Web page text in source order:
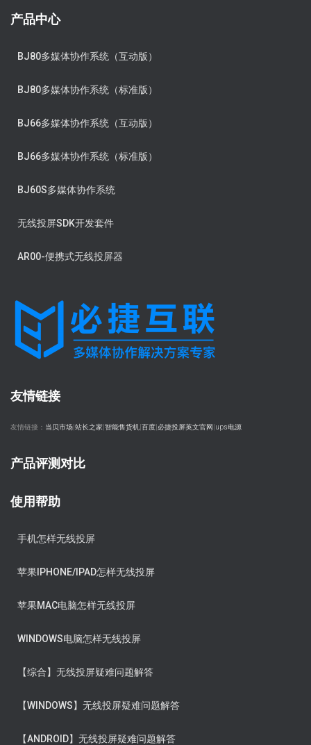
产品中心
BJ80多媒体协作系统（互动版）
BJ80多媒体协作系统（标准版）
BJ66多媒体协作系统（互动版）
BJ66多媒体协作系统（标准版）
BJ60S多媒体协作系统
无线投屏SDK开发套件
AR00-便携式无线投屏器
友情链接
友情链接： 当贝市场 站长之家 智能售货机 百度 必捷投屏英文官网 ups电源
产品评测对比
使用帮助
手机怎样无线投屏
苹果IPHONE/IPAD怎样无线投屏
苹果MAC电脑怎样无线投屏
WINDOWS电脑怎样无线投屏
【综合】无线投屏疑难问题解答
【WINDOWS】无线投屏疑难问题解答
【ANDROID】无线投屏疑难问题解答